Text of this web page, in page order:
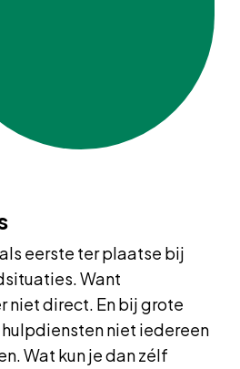
eerste ter plaatse bij
Want
niet direct. En bij grote
niet iedereen
Wat kun je dan zélf